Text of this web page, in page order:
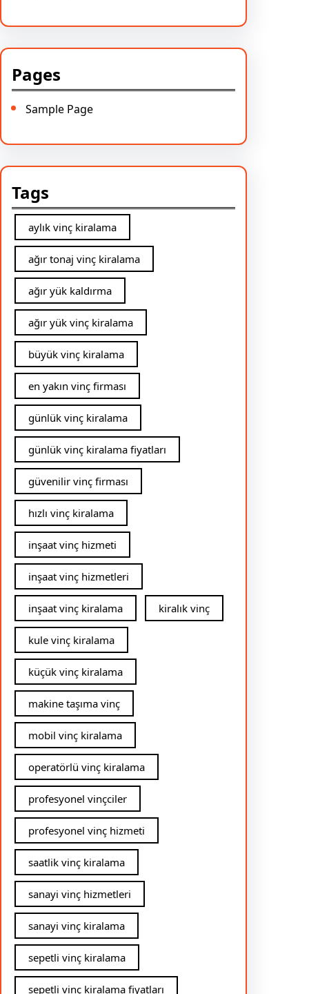
Pages
Sample Page
Tags
aylık vinç kiralama
ağır tonaj vinç kiralama
ağır yük kaldırma
ağır yük vinç kiralama
büyük vinç kiralama
en yakın vinç firması
günlük vinç kiralama
günlük vinç kiralama fiyatları
güvenilir vinç firması
hızlı vinç kiralama
inşaat vinç hizmeti
inşaat vinç hizmetleri
inşaat vinç kiralama kiralık vinç
kule vinç kiralama
küçük vinç kiralama
makine taşıma vinç
mobil vinç kiralama
operatörlü vinç kiralama
profesyonel vinçciler
profesyonel vinç hizmeti
saatlik vinç kiralama
sanayi vinç hizmetleri
sanayi vinç kiralama
sepetli vinç kiralama
sepetli vinç kiralama fiyatları